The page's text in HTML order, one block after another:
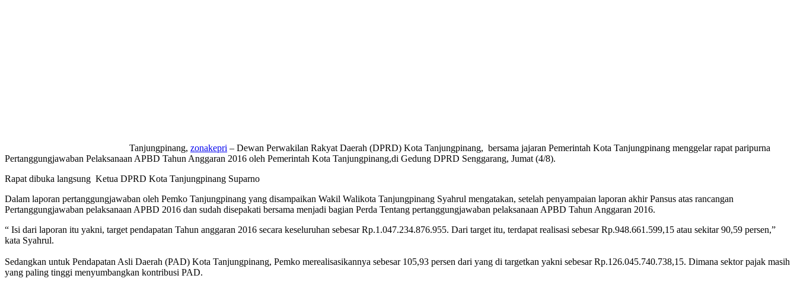
Tanjungpinang, zonakepri – Dewan Perwakilan Rakyat Daerah (DPRD) Kota Tanjungpinang, bersama jajaran Pemerintah Kota Tanjungpinang menggelar rapat paripurna
Pertanggungjawaban Pelaksanaan APBD Tahun Anggaran 2016 oleh Pemerintah Kota Tanjungpinang,di Gedung DPRD Senggarang, Jumat (4/8).
Rapat dibuka langsung Ketua DPRD Kota Tanjungpinang Suparno
Dalam laporan pertanggungjawaban oleh Pemko Tanjungpinang yang disampaikan Wakil Walikota Tanjungpinang Syahrul mengatakan, setelah penyampaian laporan akhir Pansus atas rancangan
Pertanggungjawaban pelaksanaan APBD 2016 dan sudah disepakati bersama menjadi bagian Perda Tentang pertanggungjawaban pelaksanaan APBD Tahun Anggaran 2016.
“ Isi dari laporan itu yakni, target pendapatan Tahun anggaran 2016 secara keseluruhan sebesar Rp.1.047.234.876.955. Dari target itu, terdapat realisasi sebesar Rp.948.661.599,15 atau sekitar 90,59 persen,”
kata Syahrul.
Sedangkan untuk Pendapatan Asli Daerah (PAD) Kota Tanjungpinang, Pemko merealisasikannya sebesar 105,93 persen dari yang di targetkan yakni sebesar Rp.126.045.740.738,15. Dimana sektor pajak masih
yang paling tinggi menyumbangkan kontribusi PAD.